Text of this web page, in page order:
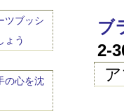
ツブッシ
ょう
の心を沈
ブ
2-